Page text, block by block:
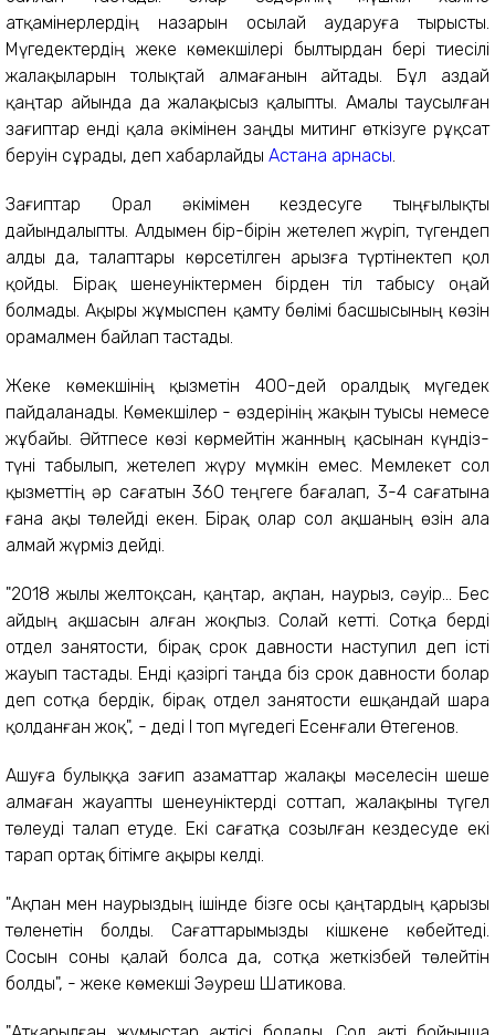
атқамінерлердің назарын осылай аударуға тырысты.
Мүгедектердің жеке көмекшілері былтырдан бері тиесілі
жалақыларын толықтай алмағанын айтады. Бұл аздай
қаңтар айында да жалақысыз қалыпты. Амалы таусылған
зағиптар енді қала әкімінен заңды митинг өткізуге рұқсат
беруін сұрады, деп хабарлайды Астана арнасы
Зағиптар Орал әкімімен кездесуге тыңғылықты
дайындалыпты. Алдымен бір-бірін жетелеп жүріп, түгендеп
алды да, талаптары көрсетілген арызға түртінектеп қол
қойды. Бірақ шенеуніктермен бірден тіл табысу оңай
болмады. Ақыры жұмыспен қамту бөлімі басшысының көзін
орамалмен байлап тастады.
Жеке көмекшінің қызметін 400-дей оралдық мүгедек
пайдаланады. Көмекшілер - өздерінің жақын туысы немесе
жұбайы. Әйтпесе көзі көрмейтін жанның қасынан күндіз-
түні табылып, жетелеп жүру мүмкін емес. Мемлекет сол
қызметтің әр сағатын 360 теңгеге бағалап, 3-4 сағатына
ғана ақы төлейді екен. Бірақ олар сол ақшаның өзін ала
алмай жүрміз дейді.
"2018 жылы желтоқсан, қаңтар, ақпан, наурыз, сәуір... Бес
айдың ақшасын алған жоқпыз. Солай кетті. Сотқа берді
отдел занятости, бірақ срок давности наступил деп істі
жауып тастады. Енді қазіргі таңда біз срок давности болар
деп сотқа бердік, бірақ отдел занятости ешқандай шара
қолданған жоқ", - деді І топ мүгедегі Есенғали Өтегенов.
Ашуға булыққа зағип азаматтар жалақы мәселесін шеше
алмаған жауапты шенеуніктерді соттап, жалақыны түгел
төлеуді талап етуде. Екі сағатқа созылған кездесуде екі
тарап ортақ бітімге ақыры келді.
"Ақпан мен наурыздың ішінде бізге осы қаңтардың қарызы
төленетін болды. Сағаттарымызды кішкене көбейтеді.
Сосын соны қалай болса да, сотқа жеткізбей төлейтін
болды", - жеке көмекші Зәуреш Шатикова.